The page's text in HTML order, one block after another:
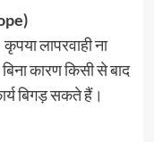
लापरवाही ना
कारण किसी से बाद
बिगड़ सकते हैं।